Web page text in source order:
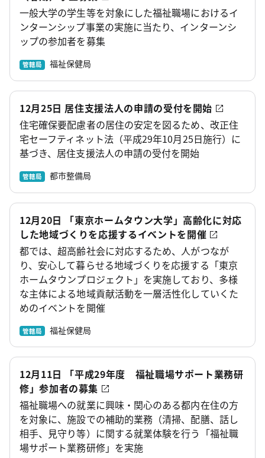
一般大学の学生等を対象にした福祉職場におけるイ
ンターンシップ事業の実施に当たり、インターンシ
ップの参加者を募集
管轄局 福祉保健局
12月25日 居住支援法人の申請の受付を開始
住宅確保要配慮者の居住の安定を図るため、改正住
宅セーフティネット法（平成29年10月25日施行）に
基づき、居住支援法人の申請の受付を開始
管轄局 都市整備局
12月20日 「東京ホームタウン大学」高齢化に対応
した地域づくりを応援するイベントを開催
都では、超高齢社会に対応するため、人がつなが
り、安心して暮らせる地域づくりを応援する「東京
ホームタウンプロジェクト」を実施しており、多様
な主体による地域貢献活動を一層活性化していくた
めのイベントを開催
管轄局 福祉保健局
12月11日 「平成29年度 福祉職場サポート業務研
修」参加者の募集
福祉職場への就業に興味・関心のある都内在住の方
を対象に、施設での補助的業務（清掃、配膳、話し
相手、見守り等）に関する就業体験を行う「福祉職
場サポート業務研修」を実施